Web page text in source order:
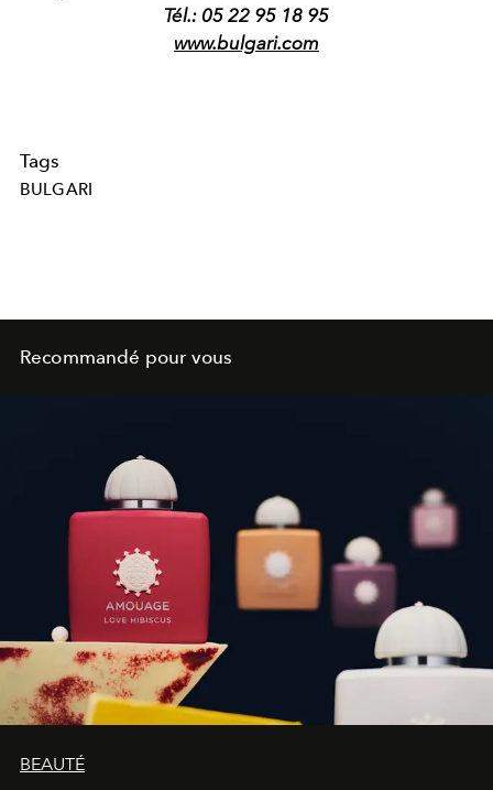
Tél.: 05 22 95 18 95
www.bulgari.com
Tags
BULGARI
Recommandé pour vous
BEAUTÉ